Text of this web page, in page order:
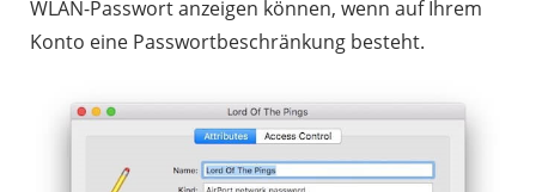
WLAN-Passwort anzeigen können, wenn auf Ihrem
Konto eine Passwortbeschränkung besteht.